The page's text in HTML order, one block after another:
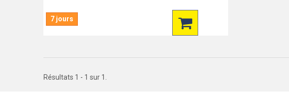
7 jours
Résultats 1 - 1 sur 1.